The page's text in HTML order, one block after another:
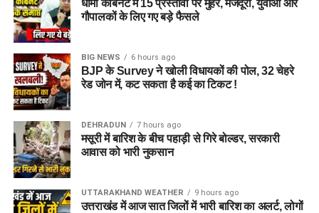
धामी कैबिनेट में 15 प्रस्तावों पर मुहर, मजदूरों, युवाओं और
गौपालकों के लिए गए बड़े फैसले
BIG NEWS 6 hours ago
BJP के Survey ने खोली विधायकों की पोल, 32 चेहरे
रेड जोन में, कट सकता है कई का टिकट !
DEHRADUN 7 hours ago
मसूरी में बारिश के बीच पहाड़ी से गिरे बोल्डर, सरकारी
आवास को भारी नुकसान
UTTARAKHAND WEATHER 9 hours ago
उत्तराखंड में आज सात जिलों में भारी बारिश का अलर्ट, लोगों